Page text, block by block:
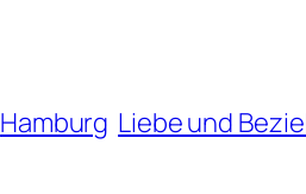
Hamburg Liebe und